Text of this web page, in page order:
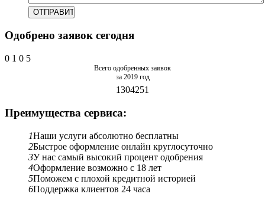
Одобрено заявок сегодня
0 1 0 5
Всего одобренных заявок
за 2019 год
1304251
Преимущества сервиса:
1Наши услуги абсолютно бесплатны
2Быстрое оформление онлайн круглосуточно
3У нас самый высокий процент одобрения
4Оформление возможно с 18 лет
5Поможем с плохой кредитной историей
6Поддержка клиентов 24 часа